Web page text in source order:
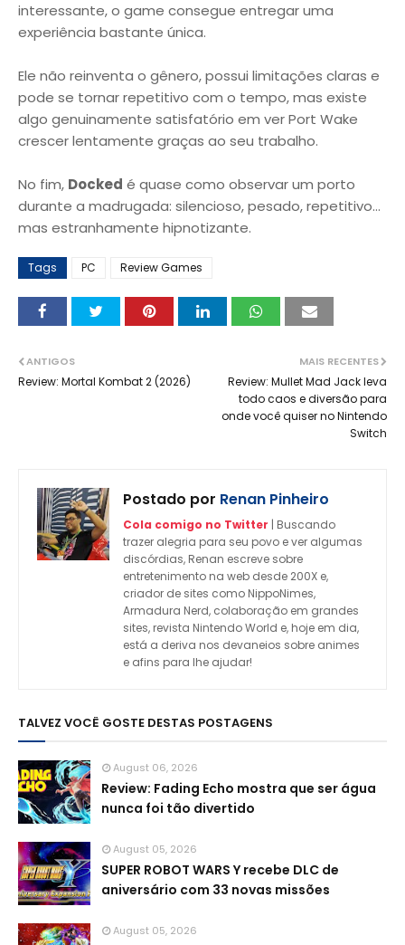
interessante, o game consegue entregar uma
experiência bastante única.
Ele não reinventa o gênero, possui limitações claras e
pode se tornar repetitivo com o tempo, mas existe
algo genuinamente satisfatório em ver Port Wake
crescer lentamente graças ao seu trabalho.
No fim, Docked é quase como observar um porto
durante a madrugada: silencioso, pesado, repetitivo…
mas estranhamente hipnotizante.
Tags PC Review Games
MAIS RECENTES
Review: Mullet Mad Jack leva
todo caos e diversão para
onde você quiser no Nintendo
Switch
ANTIGOS
Review: Mortal Kombat 2 (2026)
Postado por Renan Pinheiro
Cola comigo no Twitter | Buscando
trazer alegria para seu povo e ver algumas
discórdias, Renan escreve sobre
entretenimento na web desde 200X e,
criador de sites como NippoNimes,
Armadura Nerd, colaboração em grandes
sites, revista Nintendo World e, hoje em dia,
está a deriva nos devaneios sobre animes
e afins para lhe ajudar!
TALVEZ VOCÊ GOSTE DESTAS POSTAGENS
August 06, 2026
Review: Fading Echo mostra que ser água
nunca foi tão divertido
August 05, 2026
SUPER ROBOT WARS Y recebe DLC de
aniversário com 33 novas missões
August 05, 2026